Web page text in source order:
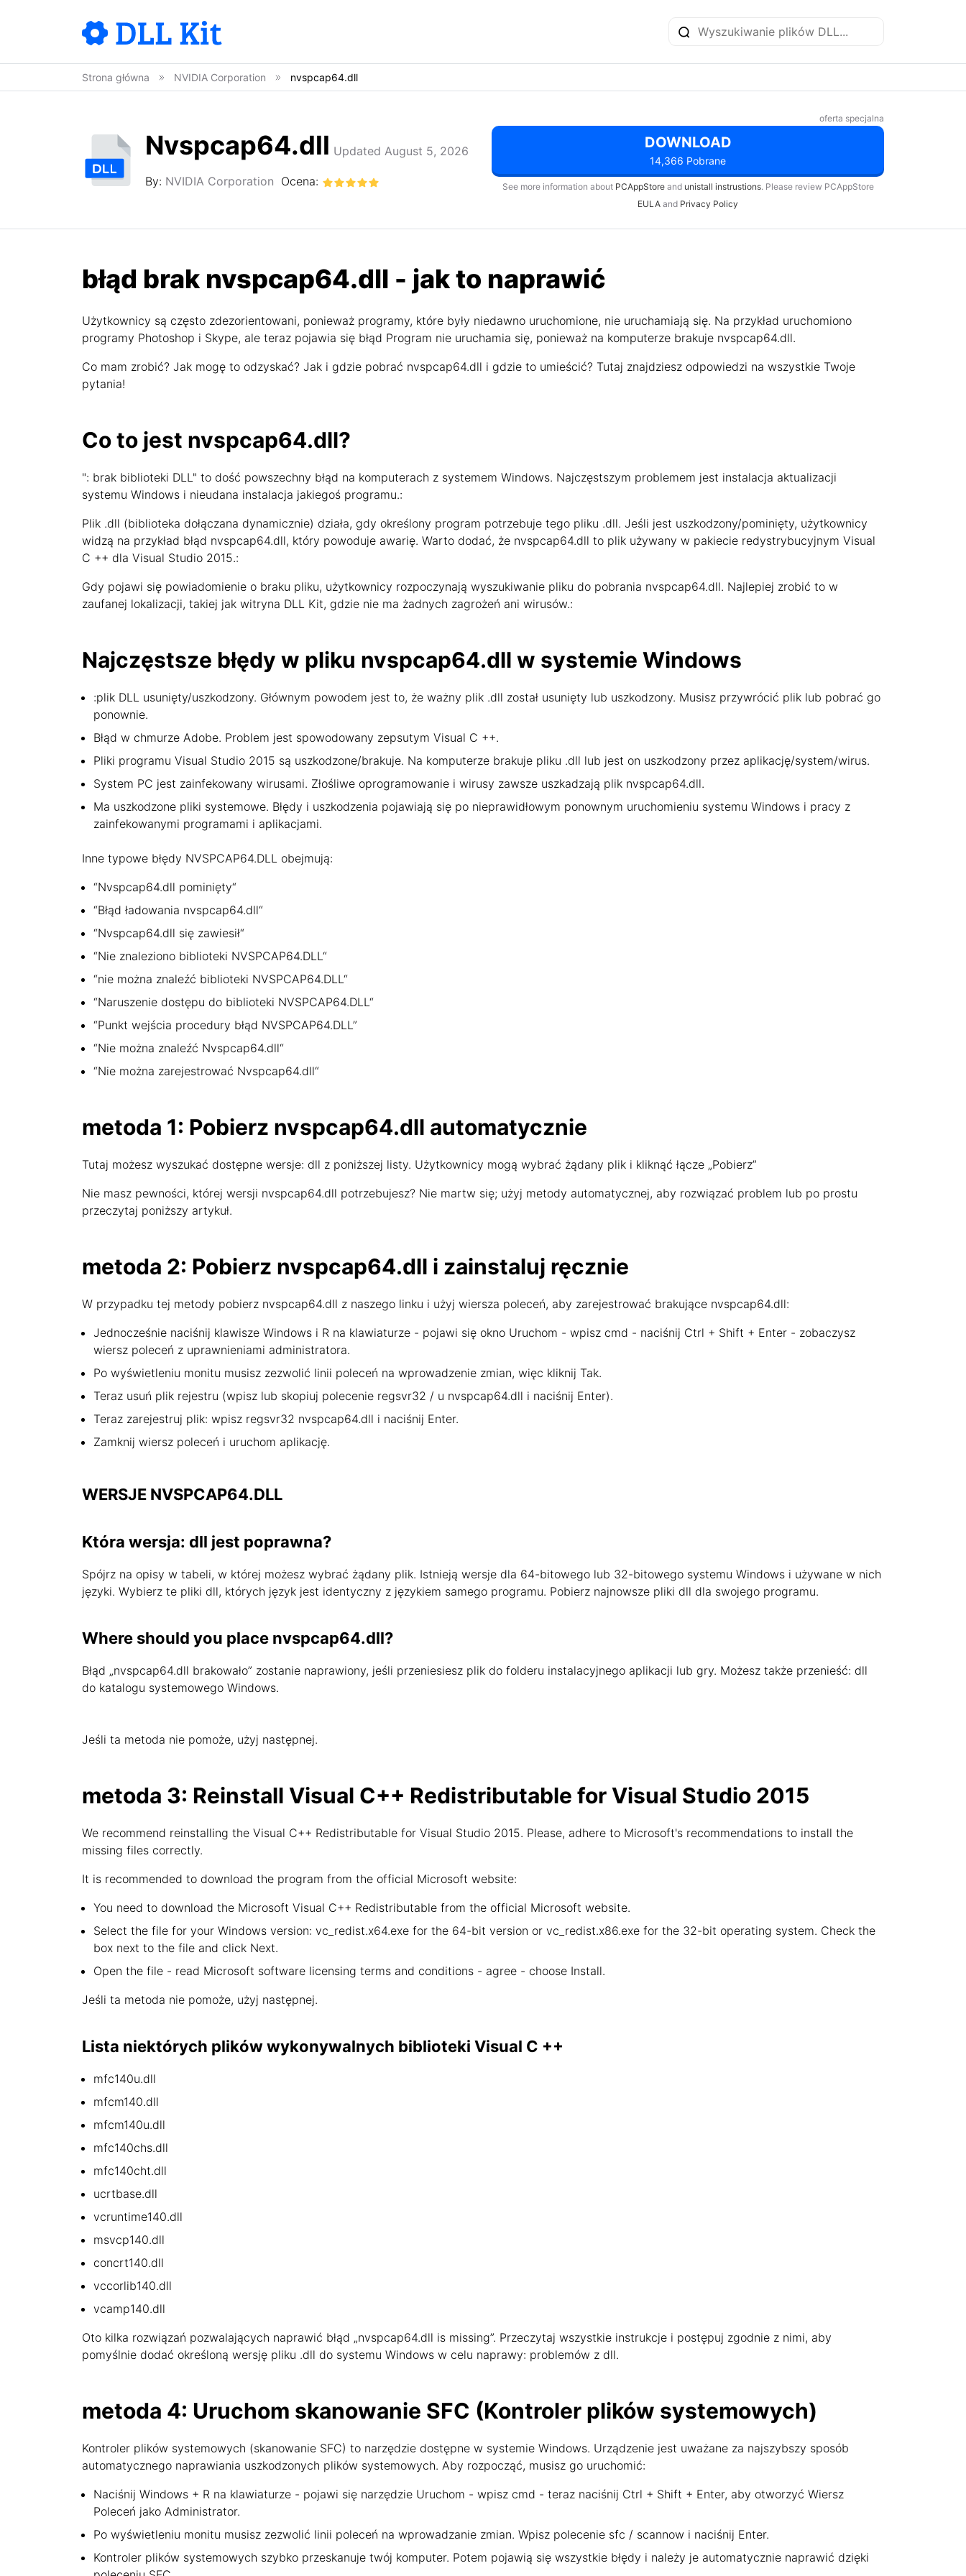
Strona główna NVIDIA Corporation nvspcap64.dll
Nvspcap64.dll Updated August 5, 2026
By: NVIDIA Corporation Ocena:
oferta specjalna
DOWNLOAD
14,366 Pobrane
See more information about PCAppStoreand unistall instrustions. Please review PCAppStore
EULA and Privacy Policy
błąd brak nvspcap64.dll - jak to naprawić
Użytkownicy są często zdezorientowani, ponieważ programy, które były niedawno uruchomione, nie uruchamiają się. Na przykład uruchomiono
programy Photoshop i Skype, ale teraz pojawia się błąd Program nie uruchamia się, ponieważ na komputerze brakuje nvspcap64.dll.
Co mam zrobić? Jak mogę to odzyskać? Jak i gdzie pobrać nvspcap64.dll i gdzie to umieścić? Tutaj znajdziesz odpowiedzi na wszystkie Twoje
pytania!
Co to jest nvspcap64.dll?
": brak biblioteki DLL" to dość powszechny błąd na komputerach z systemem Windows. Najczęstszym problemem jest instalacja aktualizacji
systemu Windows i nieudana instalacja jakiegoś programu.:
Plik .dll (biblioteka dołączana dynamicznie) działa, gdy określony program potrzebuje tego pliku .dll. Jeśli jest uszkodzony/pominięty, użytkownicy
widzą na przykład błąd nvspcap64.dll, który powoduje awarię. Warto dodać, że nvspcap64.dll to plik używany w pakiecie redystrybucyjnym Visual
C ++ dla Visual Studio 2015.:
Gdy pojawi się powiadomienie o braku pliku, użytkownicy rozpoczynają wyszukiwanie pliku do pobrania nvspcap64.dll. Najlepiej zrobić to w
zaufanej lokalizacji, takiej jak witryna DLL Kit, gdzie nie ma żadnych zagrożeń ani wirusów.:
Najczęstsze błędy w pliku nvspcap64.dll w systemie Windows
:plik DLL usunięty/uszkodzony. Głównym powodem jest to, że ważny plik .dll został usunięty lub uszkodzony. Musisz przywrócić plik lub pobrać go
ponownie.
Błąd w chmurze Adobe. Problem jest spowodowany zepsutym Visual C ++.
Pliki programu Visual Studio 2015 są uszkodzone/brakuje. Na komputerze brakuje pliku .dll lub jest on uszkodzony przez aplikację/system/wirus.
System PC jest zainfekowany wirusami. Złośliwe oprogramowanie i wirusy zawsze uszkadzają plik nvspcap64.dll.
Ma uszkodzone pliki systemowe. Błędy i uszkodzenia pojawiają się po nieprawidłowym ponownym uruchomieniu systemu Windows i pracy z
zainfekowanymi programami i aplikacjami.
Inne typowe błędy NVSPCAP64.DLL obejmują:
“Nvspcap64.dll pominięty“
“Błąd ładowania nvspcap64.dll“
“Nvspcap64.dll się zawiesił“
“Nie znaleziono biblioteki NVSPCAP64.DLL“
“nie można znaleźć biblioteki NVSPCAP64.DLL“
“Naruszenie dostępu do biblioteki NVSPCAP64.DLL“
“Punkt wejścia procedury błąd NVSPCAP64.DLL”
“Nie można znaleźć Nvspcap64.dll“
“Nie można zarejestrować Nvspcap64.dll“
metoda 1: Pobierz nvspcap64.dll automatycznie
Tutaj możesz wyszukać dostępne wersje: dll z poniższej listy. Użytkownicy mogą wybrać żądany plik i kliknąć łącze „Pobierz”
Nie masz pewności, której wersji nvspcap64.dll potrzebujesz? Nie martw się; użyj metody automatycznej, aby rozwiązać problem lub po prostu
przeczytaj poniższy artykuł.
metoda 2: Pobierz nvspcap64.dll i zainstaluj ręcznie
W przypadku tej metody pobierz nvspcap64.dll z naszego linku i użyj wiersza poleceń, aby zarejestrować brakujące nvspcap64.dll:
Jednocześnie naciśnij klawisze Windows i R na klawiaturze - pojawi się okno Uruchom - wpisz cmd - naciśnij Ctrl + Shift + Enter - zobaczysz
wiersz poleceń z uprawnieniami administratora.
Po wyświetleniu monitu musisz zezwolić linii poleceń na wprowadzenie zmian, więc kliknij Tak.
Teraz usuń plik rejestru (wpisz lub skopiuj polecenie regsvr32 / u nvspcap64.dll i naciśnij Enter).
Teraz zarejestruj plik: wpisz regsvr32 nvspcap64.dll i naciśnij Enter.
Zamknij wiersz poleceń i uruchom aplikację.
WERSJE NVSPCAP64.DLL
Która wersja: dll jest poprawna?
Spójrz na opisy w tabeli, w której możesz wybrać żądany plik. Istnieją wersje dla 64-bitowego lub 32-bitowego systemu Windows i używane w nich
języki. Wybierz te pliki dll, których język jest identyczny z językiem samego programu. Pobierz najnowsze pliki dll dla swojego programu.
Where should you place nvspcap64.dll?
Błąd „nvspcap64.dll brakowało” zostanie naprawiony, jeśli przeniesiesz plik do folderu instalacyjnego aplikacji lub gry. Możesz także przenieść: dll
do katalogu systemowego Windows.
Jeśli ta metoda nie pomoże, użyj następnej.
metoda 3: Reinstall Visual C++ Redistributable for Visual Studio 2015
We recommend reinstalling the Visual C++ Redistributable for Visual Studio 2015. Please, adhere to Microsoft's recommendations to install the
missing files correctly.
It is recommended to download the program from the official Microsoft website:
You need to download the Microsoft Visual C++ Redistributable from the official Microsoft website.
Select the file for your Windows version: vc_redist.x64.exe for the 64-bit version or vc_redist.x86.exe for the 32-bit operating system. Check the
box next to the file and click Next.
Open the file - read Microsoft software licensing terms and conditions - agree - choose Install.
Jeśli ta metoda nie pomoże, użyj następnej.
Lista niektórych plików wykonywalnych biblioteki Visual C ++
mfc140u.dll
mfcm140.dll
mfcm140u.dll
mfc140chs.dll
mfc140cht.dll
ucrtbase.dll
vcruntime140.dll
msvcp140.dll
concrt140.dll
vccorlib140.dll
vcamp140.dll
Oto kilka rozwiązań pozwalających naprawić błąd „nvspcap64.dll is missing”. Przeczytaj wszystkie instrukcje i postępuj zgodnie z nimi, aby
pomyślnie dodać określoną wersję pliku .dll do systemu Windows w celu naprawy: problemów z dll.
metoda 4: Uruchom skanowanie SFC (Kontroler plików systemowych)
Kontroler plików systemowych (skanowanie SFC) to narzędzie dostępne w systemie Windows. Urządzenie jest uważane za najszybszy sposób
automatycznego naprawiania uszkodzonych plików systemowych. Aby rozpocząć, musisz go uruchomić:
Naciśnij Windows + R na klawiaturze - pojawi się narzędzie Uruchom - wpisz cmd - teraz naciśnij Ctrl + Shift + Enter, aby otworzyć Wiersz
Poleceń jako Administrator.
Po wyświetleniu monitu musisz zezwolić linii poleceń na wprowadzanie zmian. Wpisz polecenie sfc / scannow i naciśnij Enter.
Kontroler plików systemowych szybko przeskanuje twój komputer. Potem pojawią się wszystkie błędy i należy je automatycznie naprawić dzięki